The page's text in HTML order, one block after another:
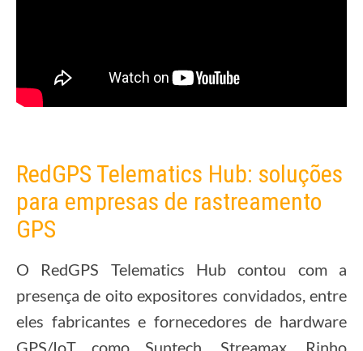
RedGPS Telematics Hub: soluções
para empresas de rastreamento
GPS
O RedGPS Telematics Hub contou com a
presença de oito expositores convidados, entre
eles fabricantes e fornecedores de hardware
GPS/IoT como Suntech, Streamax, Rinho